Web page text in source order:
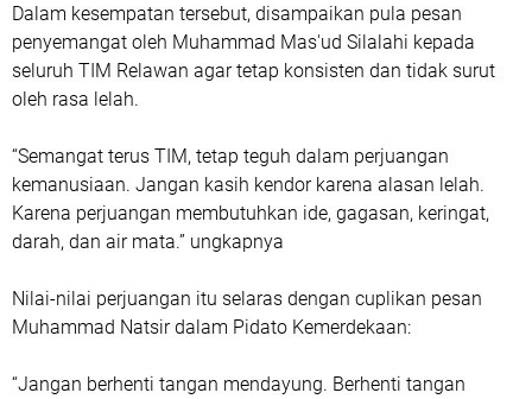
Dalam kesempatan tersebut, disampaikan pula pesan
penyemangat oleh Muhammad Mas'ud Silalahi kepada
seluruh TIM Relawan agar tetap konsisten dan tidak surut
oleh rasa lelah.
“Semangat terus TIM, tetap teguh dalam perjuangan
kemanusiaan. Jangan kasih kendor karena alasan lelah.
Karena perjuangan membutuhkan ide, gagasan, keringat,
darah, dan air mata.” ungkapnya
Nilai-nilai perjuangan itu selaras dengan cuplikan pesan
Muhammad Natsir dalam Pidato Kemerdekaan:
“Jangan berhenti tangan mendayung. Berhenti tangan